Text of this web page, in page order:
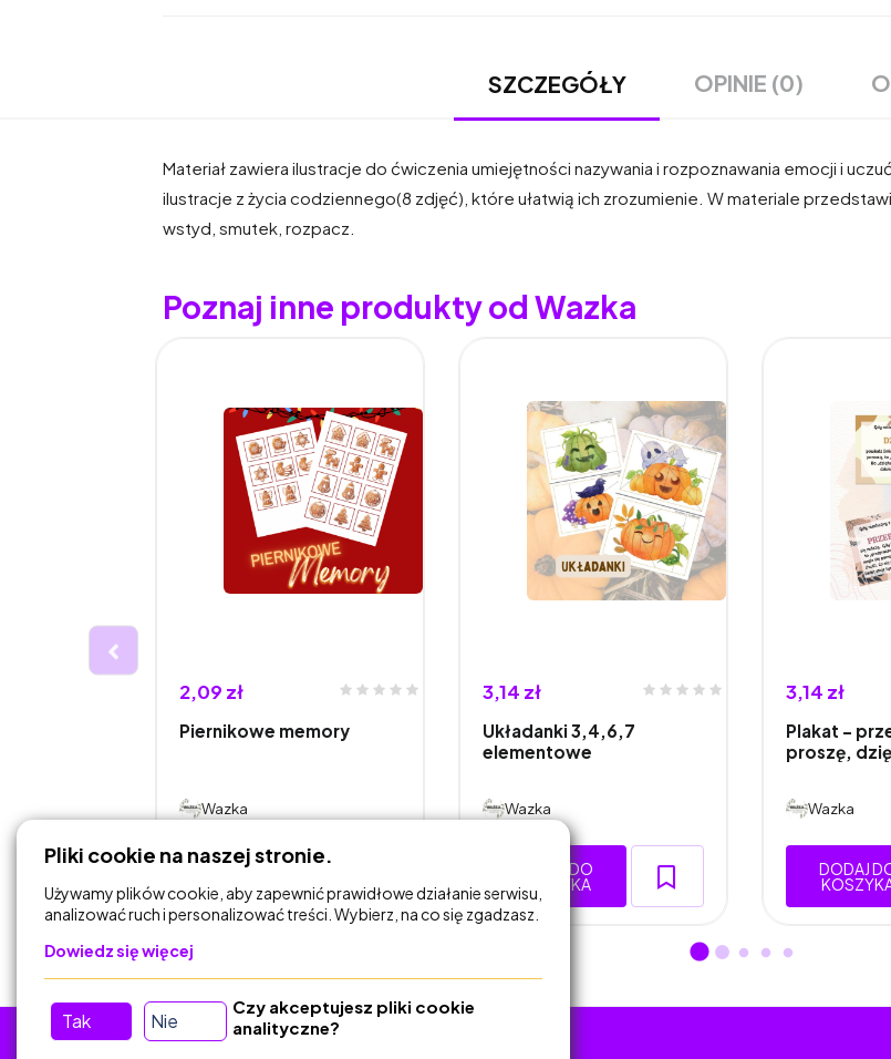
SZCZEGÓŁY OPINIE (0)
Materiał zawiera ilustracje do ćwiczenia umiejętności nazywania i rozpoznawania emocji i
ilustracje z życia codziennego(8 zdjęć), które ułatwią ich zrozumienie. W materiale
wstyd, smutek, rozpacz.
Poznaj inne produkty od Wazka
2,09 zł
Piernikowe memory
Wazka
DODAJ DO
KOSZYKA
3,14 zł
Układanki 3,4,6,7
elementowe
Wazka
DODAJ DO
KOSZYKA
3,14 zł
Plakat -
proszę,
Wazka
DODAJ
Pliki cookie na naszej stronie.
Używamy plików cookie, aby zapewnić prawidłowe działanie serwisu,
analizować ruch i personalizować treści. Wybierz, na co się zgadzasz.
Dowiedz się więcej
Tak Nie
Czy akceptujesz pliki cookie
analityczne?